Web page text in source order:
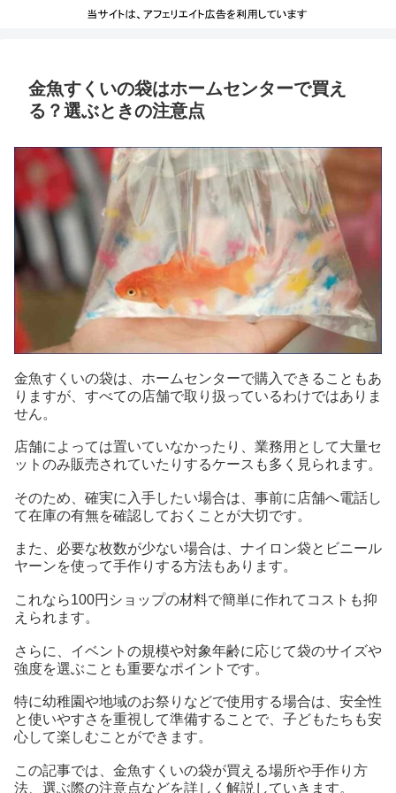
金魚すくいの袋はホームセンターで買え
る？選ぶときの注意点
金魚すくいの袋は、ホームセンターで購入できることもあ
りますが、すべての店舗で取り扱っているわけではありま
せん。
店舗によっては置いていなかったり、業務用として大量セ
ットのみ販売されていたりするケースも多く見られます。
そのため、確実に入手したい場合は、事前に店舗へ電話し
て在庫の有無を確認しておくことが大切です。
また、必要な枚数が少ない場合は、ナイロン袋とビニール
ヤーンを使って手作りする方法もあります。
これなら100円ショップの材料で簡単に作れてコストも抑
えられます。
さらに、イベントの規模や対象年齢に応じて袋のサイズや
強度を選ぶことも重要なポイントです。
特に幼稚園や地域のお祭りなどで使用する場合は、安全性
と使いやすさを重視して準備することで、子どもたちも安
心して楽しむことができます。
この記事では、金魚すくいの袋が買える場所や手作り方
法、選ぶ際の注意点などを詳しく解説していきます。